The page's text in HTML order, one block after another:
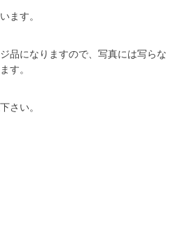
ます。
品になりますので、写真には写らな
す。
さい。